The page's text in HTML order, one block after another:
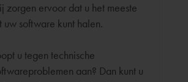
zorgen ervoor dat u het meeste
uw software kunt halen.
u tegen technische
aan? Dan kunt u